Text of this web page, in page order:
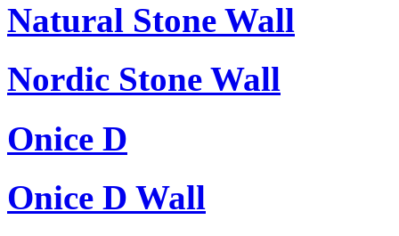
Natural Stone Wall
Nordic Stone Wall
Onice D
Onice D Wall